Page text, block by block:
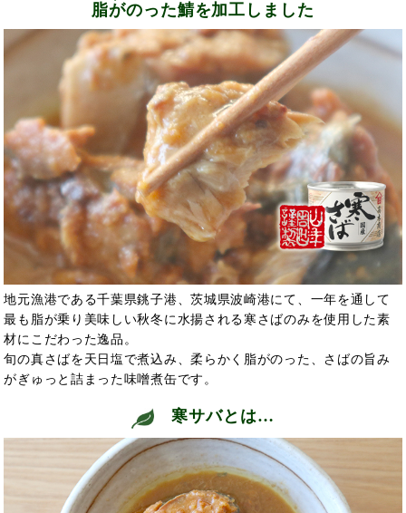
脂がのった鯖を加工しました
地元漁港である千葉県銚子港、茨城県波崎港にて、一年を通して
最も脂が乗り美味しい秋冬に水揚される寒さばのみを使用した素
材にこだわった逸品。
旬の真さばを天日塩で煮込み、柔らかく脂がのった、さばの旨み
がぎゅっと詰まった味噌煮缶です。
寒サバとは…